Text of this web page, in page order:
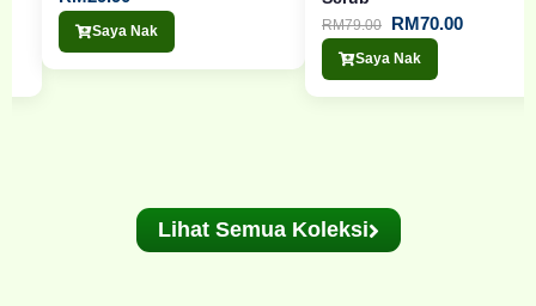
Saya Nak 79.00 RM 70.00
Saya Nak
Lihat Semua Koleksi